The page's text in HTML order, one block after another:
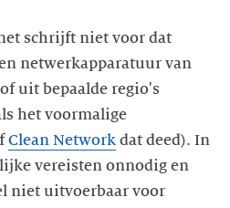
schrijft niet voor dat
netwerkapparatuur van
uit bepaalde regio's
het voormalige
Clean Network dat deed). In
vereisten onnodig en
niet uitvoerbaar voor